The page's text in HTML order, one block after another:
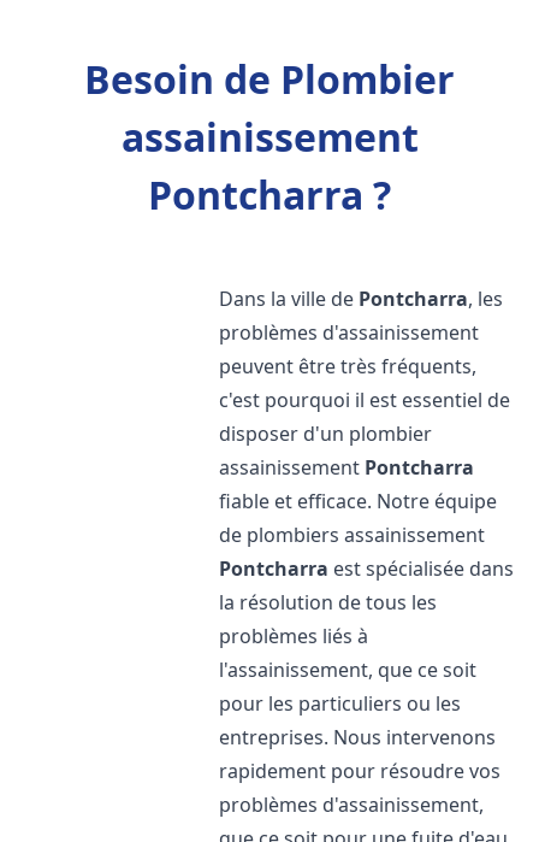
Besoin de Plombier
assainissement
Pontcharra ?
Dans la ville de Pontcharra, les
problèmes d'assainissement
peuvent être très fréquents,
c'est pourquoi il est essentiel de
disposer d'un plombier
assainissement Pontcharra
fiable et efficace. Notre équipe
de plombiers assainissement
Pontcharra est spécialisée dans
la résolution de tous les
problèmes liés à
l'assainissement, que ce soit
pour les particuliers ou les
entreprises. Nous intervenons
rapidement pour résoudre vos
problèmes d'assainissement,